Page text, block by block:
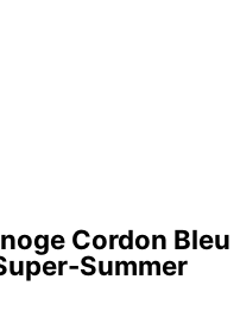
Cordon Bleu
Summer